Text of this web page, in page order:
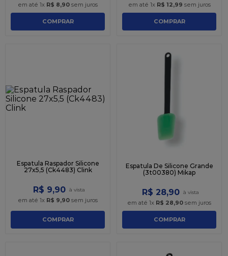
em até 1x R$ 8,90 sem juros
COMPRAR
em até 1x R$ 12,99 sem juros
COMPRAR
Espatula Raspador Silicone
27x5,5 (Ck4483) Clink
R$ 9,90
em até 1x R$ 9,90 sem juros
COMPRAR
Espatula De Silicone Grande
(3t00380) Mikap
R$ 28,90
em até 1x R$ 28,90 sem juros
COMPRAR